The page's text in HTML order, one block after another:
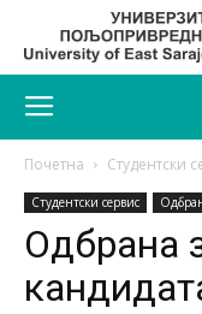
Почетна Студентски
Студентски сервис
Одбрана